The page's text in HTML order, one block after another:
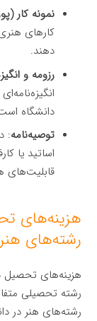
نمونه کار
کارهای
دهند.
رزومه و
دانشگاه
توصیه‌نامه:
اساتید یا
قابلیت‌های
هزینه‌های
رشته‌های
هزینه‌های تحصیل
رشته تحصیلی